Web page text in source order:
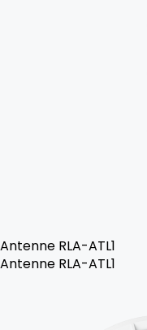
Antenne RLA-ATL1
Antenne RLA-ATL1